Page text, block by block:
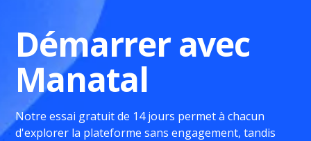
Démarrer avec
Manatal
Notre essai gratuit de 14 jours permet à chacun
d'explorer la plateforme sans engagement, tandis